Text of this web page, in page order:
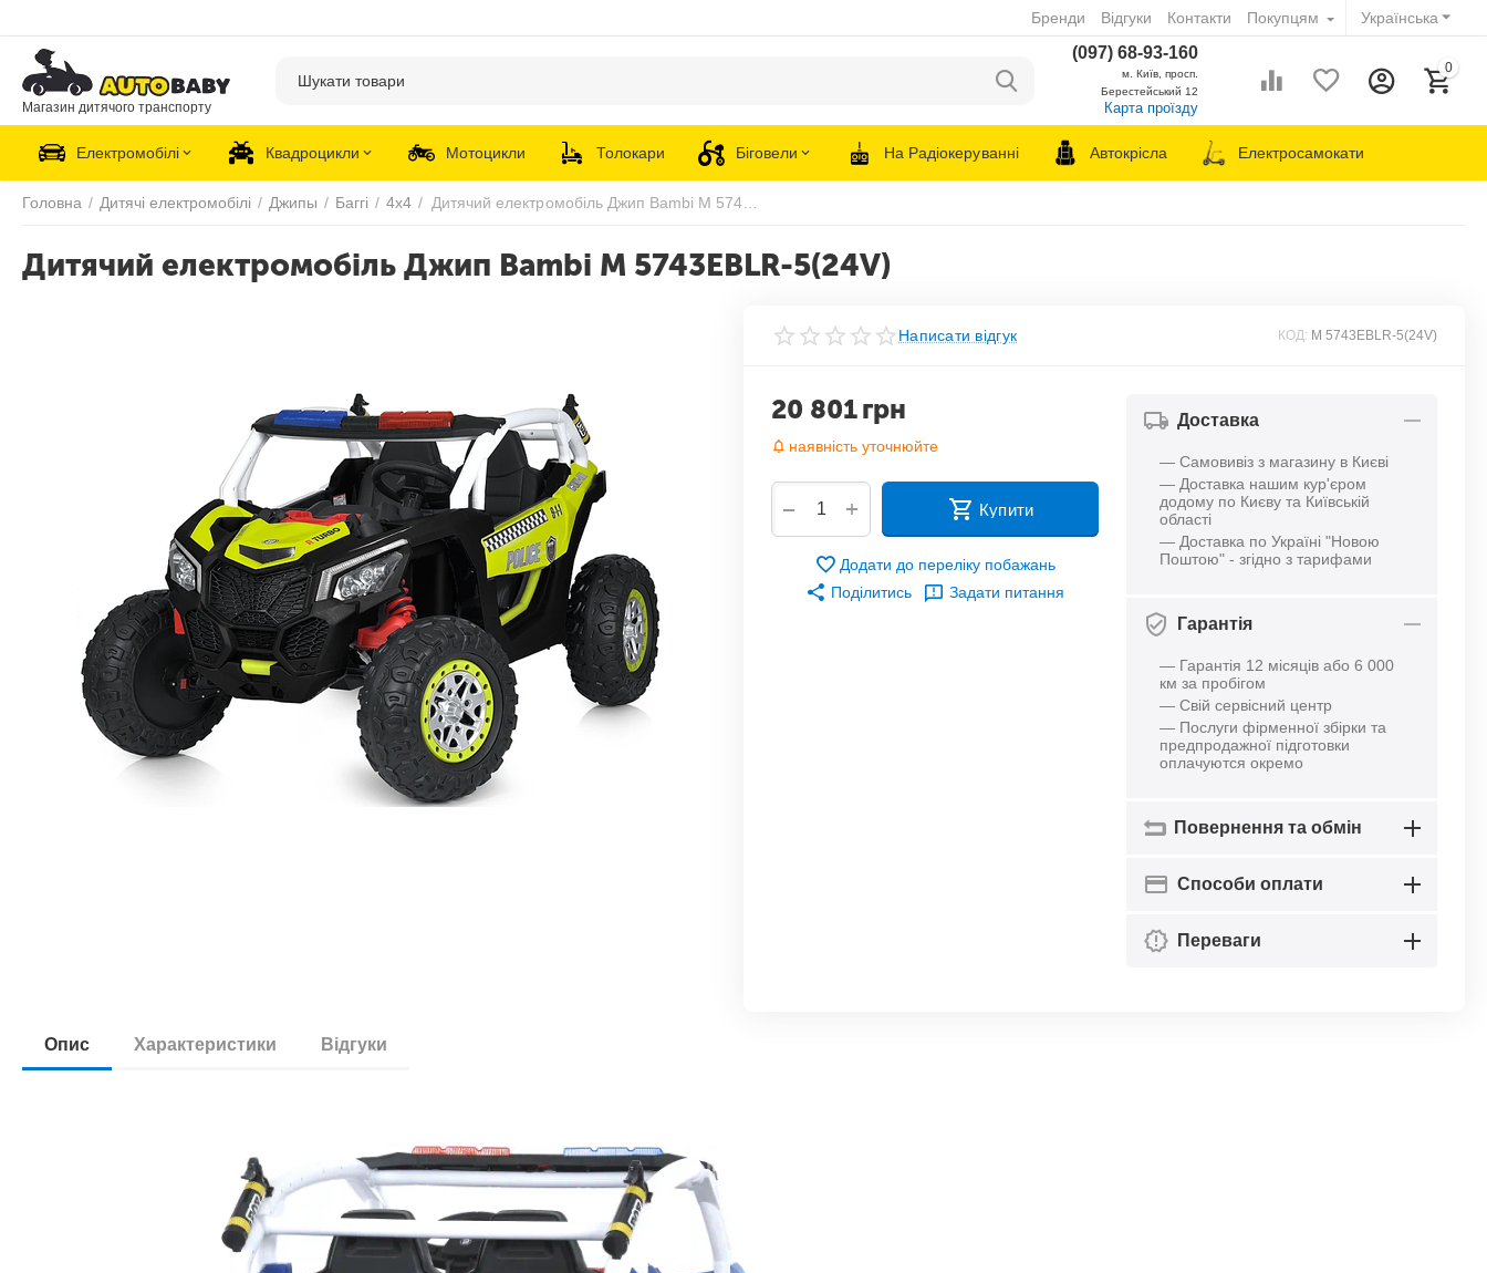
Українська
Бренди Відгуки Контакти Покупцям
Магазин дитячого транспорту
(097) 68-93-160
м. Київ, просп.
Берестейський 12
Карта проїзду
0
Електромобілі Квадроцикли Мотоцикли Толокари Біговели На Радіокеруванні Автокрісла Електросамокати
Головна / Дитячі електромобілі / Джипы / Баггі / 4х4 / Дитячий електромобіль Джип Bambi M 5743EBLR-5(24V)
Дитячий електромобіль Джип Bambi M 5743EBLR-5(24V)
Написати відгук КОД: M 5743EBLR-5(24V)
20 801грн
наявність уточнюйте
+
− Купити
Додати до переліку побажань
Поділитись
Задати питання
Доставка
— Самовивіз з магазину в Києві
— Доставка нашим кур'єром
додому по Києву та Київській
області
— Доставка по Україні "Новою
Поштою" - згідно з тарифами
Гарантія
— Гарантія 12 місяців або 6 000
км за пробігом
— Свій сервісний центр
— Послуги фірменної збірки та
предпродажної підготовки
оплачуются окремо
Повернення та обмін
Способи оплати
Переваги
Опис Характеристики Відгуки